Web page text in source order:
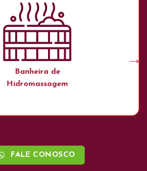
Banheira de
Hidromassagem
FALE CONOSCO